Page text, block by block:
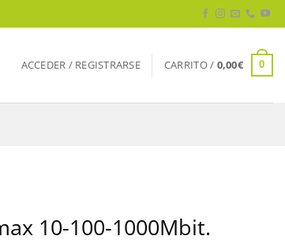
ACCEDER / REGISTRARSE CARRITO / 0,00€ 0
10-100-1000Mbit.